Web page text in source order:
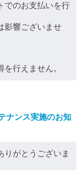
でのお支払いを行
影響ございませ
行えません。
ナンス実施のお知
りがとうございま